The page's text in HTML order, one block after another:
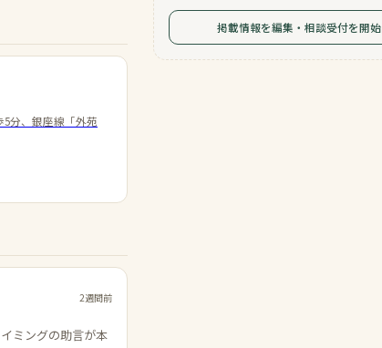
分、銀座線「外苑
2週間前
ミングの助言が本
掲載情報を編集・相談受付を開始